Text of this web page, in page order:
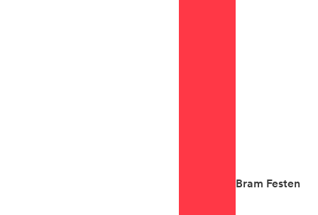
Bram Festen